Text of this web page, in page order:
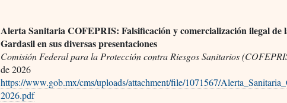
Alerta Sanitaria COFEPRIS:Falsificación y comercialización ilegal de
Gardasil en sus diversas presentaciones
Comisión Federal para la Protección contra Riesgos Sanitarios
de 2026
https://www.gob.mx/cms/uploads/attachment/file/1071567/
2026.pdf